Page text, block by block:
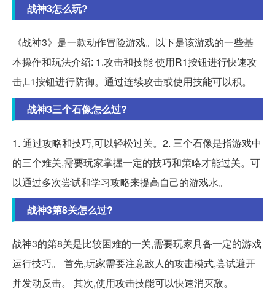
战神3怎么玩?
《战神3》是一款动作冒险游戏。以下是该游戏的一些基
本操作和玩法介绍: 1.攻击和技能 使用R1按钮进行快速攻
击,L1按钮进行防御。通过连续攻击或使用技能可以积。
战神3三个石像怎么过?
1. 通过攻略和技巧,可以轻松过关。2. 三个石像是指游戏中
的三个难关,需要玩家掌握一定的技巧和策略才能过关。可
以通过多次尝试和学习攻略来提高自己的游戏水。
战神3第8关怎么过?
战神3的第8关是比较困难的一关,需要玩家具备一定的游戏
运行技巧。 首先,玩家需要注意敌人的攻击模式,尝试避开
并发动反击。 其次,使用攻击技能可以快速消灭敌。